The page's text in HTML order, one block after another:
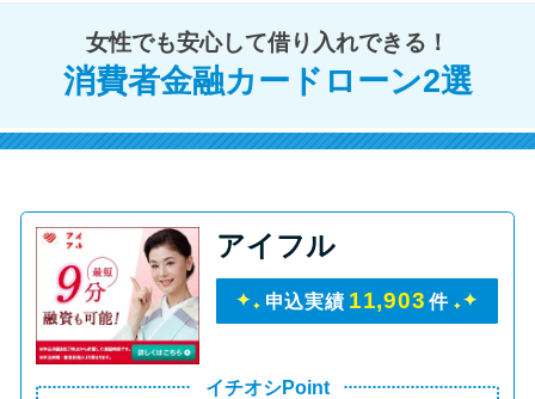
年収が低い＆他社借入があると
を分析
みずほ銀行カードローンの問い
合わせ先とシーン別の問い合わ
せ方法
女性でも安心して借り入れできる！
消費者金融カードローン2選
アイフル
申込実績 11,903 件
イチオシPoint